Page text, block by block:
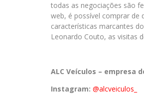
todas as negociações são
web, é possível comprar de
características marcantes
Leonardo Couto, as visitas
ALC Veículos – empresa
Instagram: @alcveiculos_